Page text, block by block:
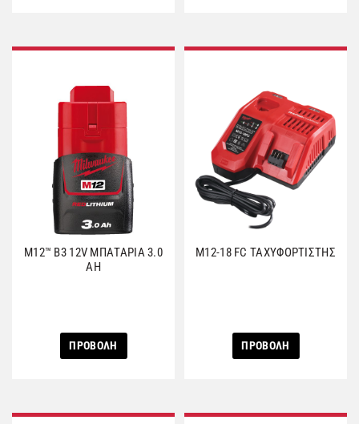
M12™ Β3 12V ΜΠΑΤΑΡΙΑ 3.0
AH
ΠΡΟΒΟΛΗ
M12-18 FC ΤΑΧΥΦΟΡΤΙΣΤΗΣ
ΠΡΟΒΟΛΗ